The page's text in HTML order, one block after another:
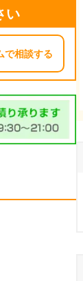
い
で相談する